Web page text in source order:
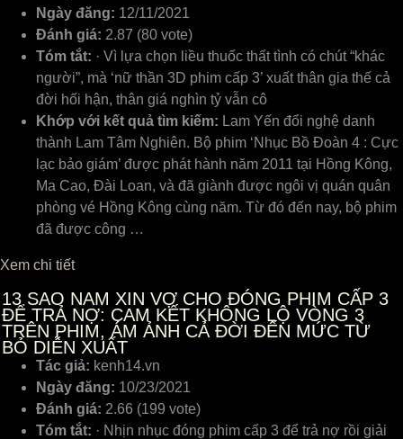
Ngày đăng: 12/11/2021
Đánh giá: 2.87 (80 vote)
Tóm tắt: · Vì lựa chọn liều thuốc thất tình có chút “khác
người”, mà ‘nữ thần 3D phim cấp 3’ xuất thân gia thế cả
đời hối hận, thân giá nghìn tỷ vẫn cô
Khớp với kết quả tìm kiếm: Lam Yến đổi nghệ danh
thành Lam Tâm Nghiên. Bộ phim ‘Nhục Bồ Đoàn 4 : Cực
lạc bảo giám’ được phát hành năm 2011 tại Hồng Kông,
Ma Cao, Đài Loan, và đã giành được ngôi vị quán quân
phòng vé Hồng Kông cùng năm. Từ đó đến nay, bộ phim
đã được công …
Xem chi tiết
13 SAO NAM XIN VỢ CHO ĐÓNG PHIM CẤP 3
ĐỂ TRẢ NỢ: CAM KẾT KHÔNG LỘ VÒNG 3
TRÊN PHIM, ÁM ẢNH CẢ ĐỜI ĐẾN MỨC TỪ
BỎ DIỄN XUẤT
Tác giả: kenh14.vn
Ngày đăng: 10/23/2021
Đánh giá: 2.66 (199 vote)
Tóm tắt: · Nhịn nhục đóng phim cấp 3 để trả nợ rồi giải